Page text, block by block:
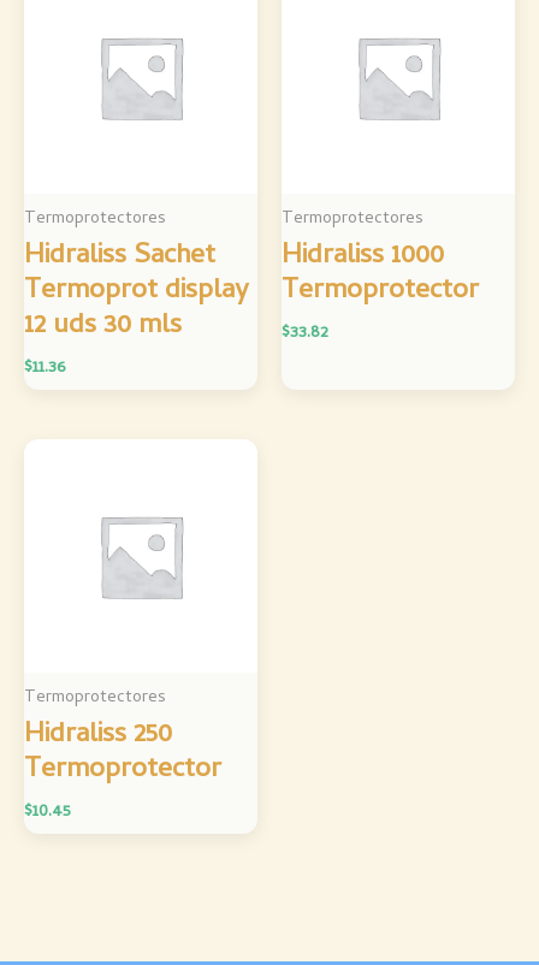
Termoprotectores
Hidraliss Sachet
Termoprot display
12 uds 30 mls
$11.36
Termoprotectores
Hidraliss 1000
Termoprotector
$33.82
Termoprotectores
Hidraliss 250
Termoprotector
$10.45